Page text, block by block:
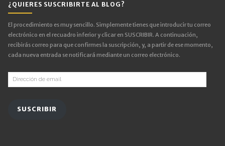
¿QUIERES SUSCRIBIRTE AL BLOG?
El procedimiento es muy sencillo. Simplemente tienes que introducir tu correo
electrónico en el recuadro inferior y clicar en SUSCRIBIR. A continuación,
recibirás correo para que confirmes la suscripción, y, a partir de ese momento,
cada nueva entrada se notificará mediante un correo electrónico.
Dirección
de
SUSCRIBIR